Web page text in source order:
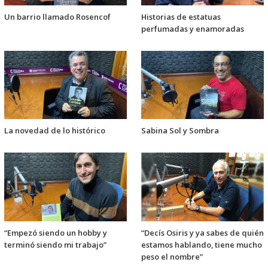
Un barrio llamado Rosencof
Historias de estatuas
perfumadas y enamoradas
La novedad de lo histórico Sabina Sol y Sombra
“Empezó siendo un hobby y
terminó siendo mi trabajo”
“Decís Osiris y ya sabes de quién
estamos hablando, tiene mucho
peso el nombre”